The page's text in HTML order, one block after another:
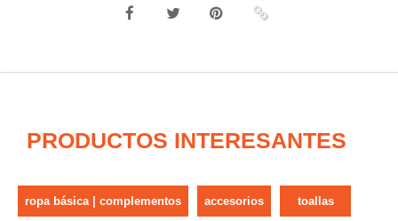
PRODUCTOS INTERESANTES
ropa básica | complementos accesorios toallas